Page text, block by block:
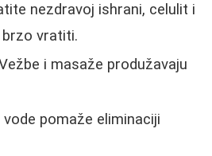
nezdravoj ishrani, celulit i
vratiti.
i masaže produžavaju
vode pomaže eliminaciji